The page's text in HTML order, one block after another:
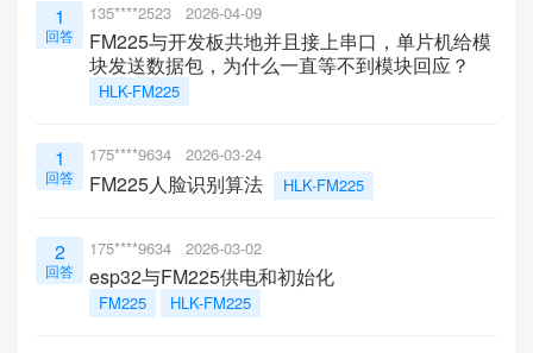
1
回答
135****2523 2026-04-09
FM225与开发板共地并且接上串口，单片机给模
块发送数据包，为什么一直等不到模块回应？
HLK-FM225
1
回答
175****9634 2026-03-24
FM225人脸识别算法 HLK-FM225
2
回答
175****9634 2026-03-02
esp32与FM225供电和初始化
FM225 HLK-FM225